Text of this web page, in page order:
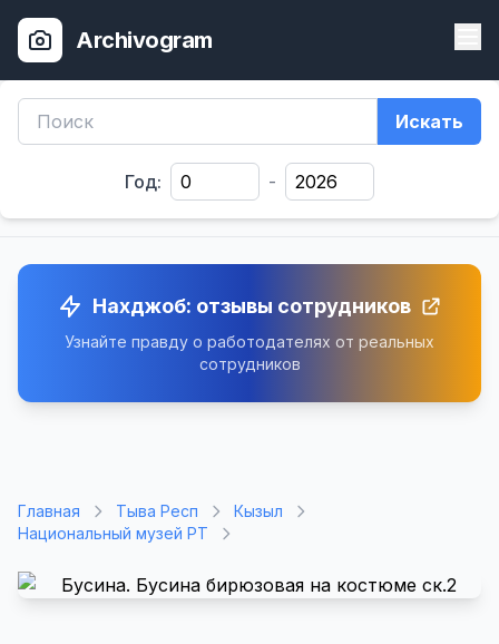
Archivogram
Искать
Год: -
Нахджоб: отзывы сотрудников
Узнайте правду о работодателях от реальных
сотрудников
Главная Тыва Респ
Кызыл
Национальный музей РТ